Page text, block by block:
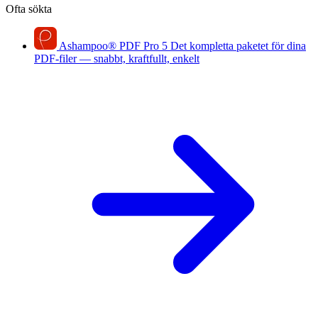
Ofta sökta
Ashampoo® PDF Pro 5 Det kompletta paketet för dina
PDF-filer — snabbt, kraftfullt, enkelt